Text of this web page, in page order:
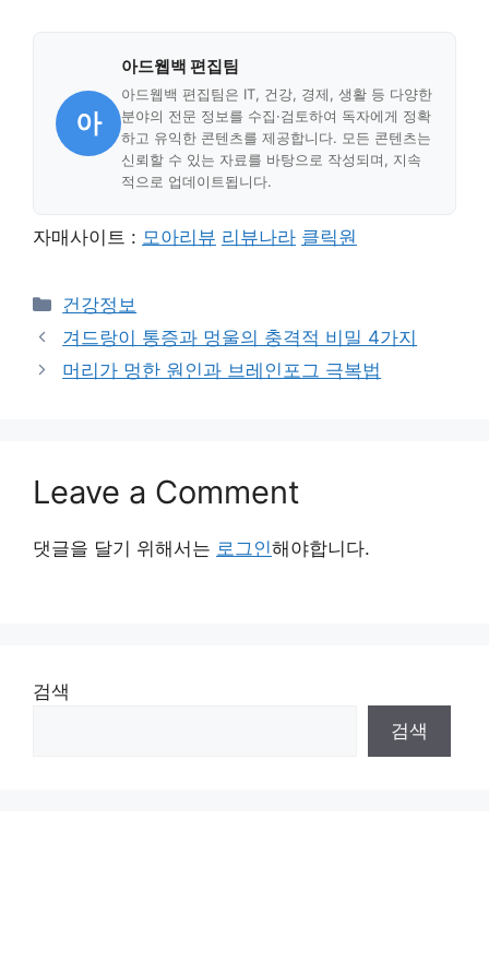
아
아드웹백 편집팀
아드웹백 편집팀은 IT, 건강, 경제, 생활 등 다양한
분야의 전문 정보를 수집·검토하여 독자에게 정확
하고 유익한 콘텐츠를 제공합니다. 모든 콘텐츠는
신뢰할 수 있는 자료를 바탕으로 작성되며, 지속
적으로 업데이트됩니다.
자매사이트 : 모아리뷰 리뷰나라 클릭원
Categories
건강정보
겨드랑이 통증과 멍울의 충격적 비밀 4가지
머리가 멍한 원인과 브레인포그 극복법
Leave a Comment
댓글을 달기 위해서는 로그인해야합니다.
검색
검색